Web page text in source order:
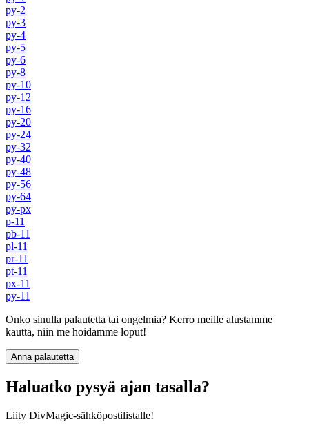
py-2
py-3
py-4
py-5
py-6
py-8
py-10
py-12
py-16
py-20
py-24
py-32
py-40
py-48
py-56
py-64
py-px
p-11
pb-11
pl-11
pr-11
pt-11
px-11
py-11
Onko sinulla palautetta tai ongelmia? Kerro meille alustamme
kautta, niin me hoidamme loput!
Anna palautetta
Haluatko pysyä ajan tasalla?
Liity DivMagic-sähköpostilistalle!